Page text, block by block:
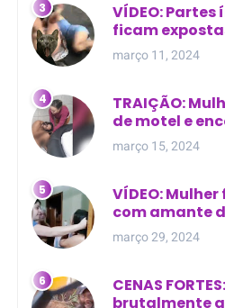
VÍDEO:
ficam
Manaus
março 11, 2024
TRAIÇÃO:
de motel e
com outra na
março 15, 2024
VÍDEO:
com amante
residência
março 29, 2024
CENAS
brutalmente